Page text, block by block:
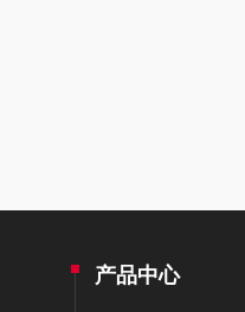
产品中心